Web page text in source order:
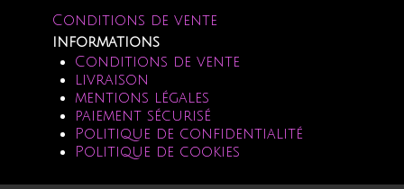
Conditions de vente
informations
Conditions de vente
livraison
mentions légales
paiement sécurisé
Politique de confidentialité
Politique de cookies